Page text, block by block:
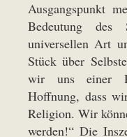
Ausgangspunkt
Bedeutung
universellen Art
Stück über
wir uns einer
Hoffnung, dass
Religion. Wir
werden!“ Die